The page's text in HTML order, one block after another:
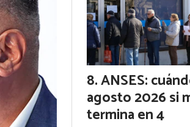
ANSES:
agosto 2026 si
termina en 4